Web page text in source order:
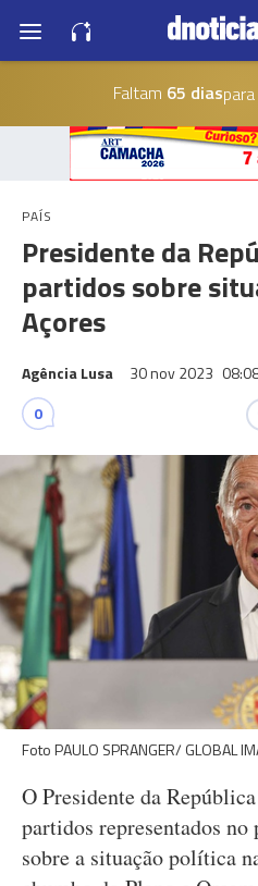
Faltam 65 dias
PAÍS
Presidente da
partidos sobre
Açores
Agência Lusa 30 nov 2023
0
Foto PAULO SPRANGER/ GLOBAL
O Presidente da
partidos representados
sobre a situação política